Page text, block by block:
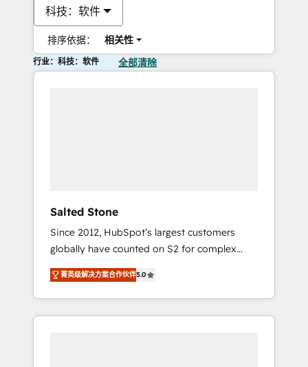
科技：软件
排序依据： 相关性
行业：科技：软件 全部清除
Salted Stone
Since 2012, HubSpot’s largest customers
globally have counted on S2 for complex
migrations, change management, systems
integration, and creative solutions that
deliver measurable impact and transform
brand experiences As one of the few full-
菁英级解决方案合作伙伴5.0